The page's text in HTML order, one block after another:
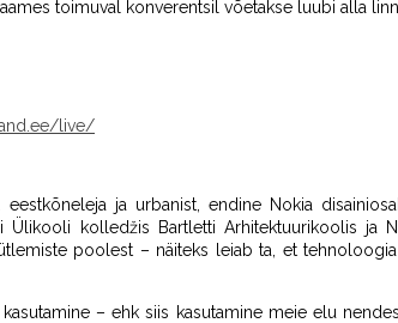
toimuval konverentsil võetakse luubi alla
live/
ja urbanist, endine Nokia
Ülikooli kolledžis Bartletti Arhitektuurikoolis ja
poolest – näiteks leiab ta, et
– ehk siis kasutamine meie elu